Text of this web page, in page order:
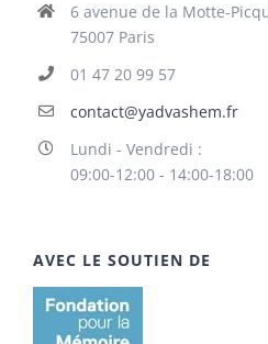
6 avenue de la Motte-
75007 Paris
01 47 20 99 57
contact@yadvashem.fr
Lundi - Vendredi :
09:00-12:00 - 14:00-18:00
AVEC LE SOUTIEN DE